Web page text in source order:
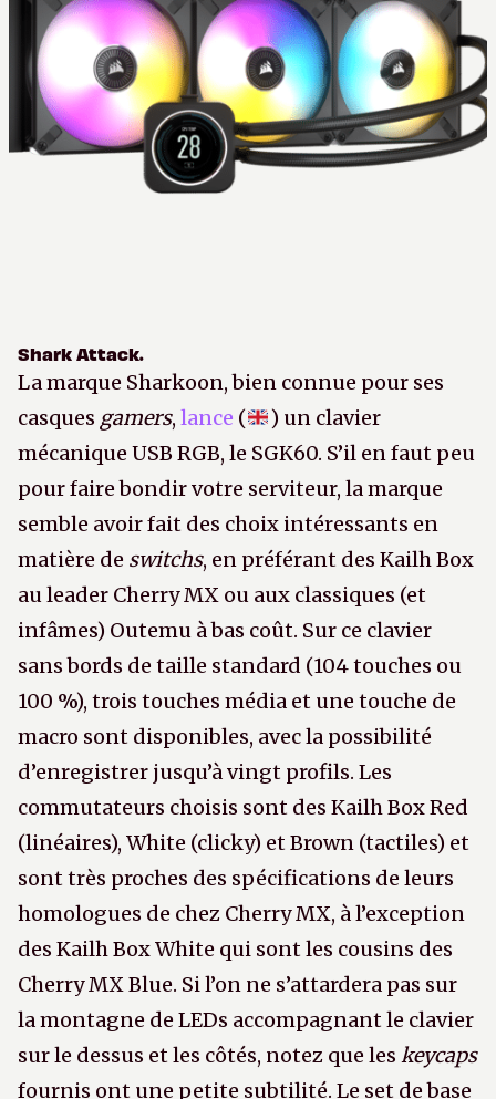
Shark Attack.
La marque Sharkoon, bien connue pour ses
casques gamers, lance (
) un clavier
mécanique USB RGB, le SGK60. S’il en faut peu
pour faire bondir votre serviteur, la marque
semble avoir fait des choix intéressants en
matière de switchs, en préférant des Kailh Box
au leader Cherry MX ou aux classiques (et
infâmes) Outemu à bas coût. Sur ce clavier
sans bords de taille standard (104 touches ou
100 %), trois touches média et une touche de
macro sont disponibles, avec la possibilité
d’enregistrer jusqu’à vingt profils. Les
commutateurs choisis sont des Kailh Box Red
(linéaires), White (clicky) et Brown (tactiles) et
sont très proches des spécifications de leurs
homologues de chez Cherry MX, à l’exception
des Kailh Box White qui sont les cousins des
Cherry MX Blue. Si l’on ne s’attardera pas sur
la montagne de LEDs accompagnant le clavier
sur le dessus et les côtés, notez que les keycaps
fournis ont une petite subtilité. Le set de base